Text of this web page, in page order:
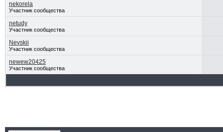
nekorela
Участник сообщества
netudy
Участник сообщества
Nevskii
Участник сообщества
newew20425
Участник сообщества